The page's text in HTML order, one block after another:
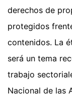
derechos de
protegidos
contenidos. La
será un tema
trabajo
Nacional de las